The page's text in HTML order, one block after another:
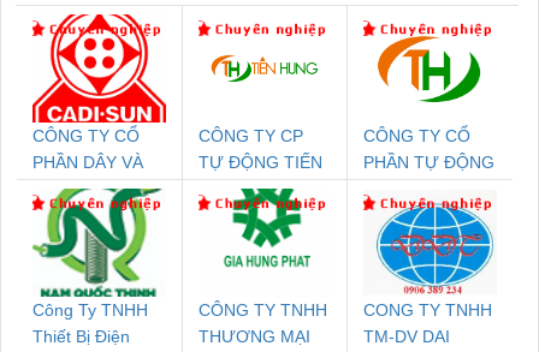
CÔNG TY CỔ
PHẦN DÂY VÀ
CÁP ĐIỆN
THƯỢNG ĐÌNH
CÔNG TY CP
TỰ ĐỘNG TIẾN
HƯNG
CÔNG TY CỔ
PHẦN TỰ ĐỘNG
Công Ty TNHH
Thiết Bị Điện
CÔNG TY TNHH
THƯƠNG MẠI
CONG TY TNHH
TM-DV DAI